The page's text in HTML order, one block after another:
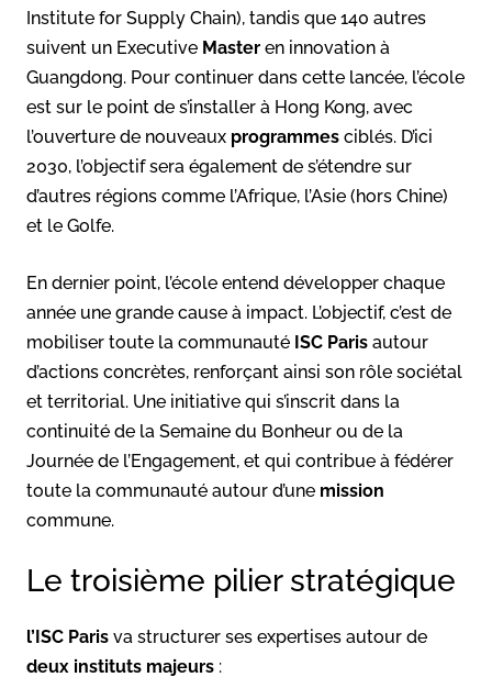
Institute for Supply Chain), tandis que 140 autres
suivent un Executive Master en innovation à
Guangdong. Pour continuer dans cette lancée, l’école
est sur le point de s’installer à Hong Kong, avec
l’ouverture de nouveaux programmes ciblés. D’ici
2030, l’objectif sera également de s’étendre sur
d’autres régions comme l’Afrique, l’Asie (hors Chine)
et le Golfe.
En dernier point, l’école entend développer chaque
année une grande cause à impact. L’objectif, c’est de
mobiliser toute la communauté ISC Paris autour
d’actions concrètes, renforçant ainsi son rôle sociétal
et territorial. Une initiative qui s’inscrit dans la
continuité de la Semaine du Bonheur ou de la
Journée de l’Engagement, et qui contribue à fédérer
toute la communauté autour d’une mission
commune.
Le troisième pilier stratégique
l’ISC Paris va structurer ses expertises autour de
deux instituts majeurs :